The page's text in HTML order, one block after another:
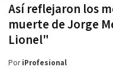
Así reflejaron los
muerte de Jorge
Lionel"
PoriProfesional